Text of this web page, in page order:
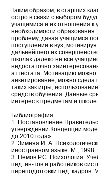
Таким образом, в старших
остро в связи с выбором
учащимися и их отношения к
необходимости
проблему, давая учащимся
поступлении в вуз,
дальнейшего их
школах далеко не все
недостаточно
аттестата. Мотивацию можно
анкетирование, можно
таких как игры,
средств обучения. Данные
интерес к предметам и
Библиография:
1. Постановление
утверждении Концепции
до 2010 года».
2. Зимняя И. А.
иностранном языке. М., 1998.
3. Немов Р.С. Психология:
пед. ин-тов и работников
переподготовки пед. кадров.